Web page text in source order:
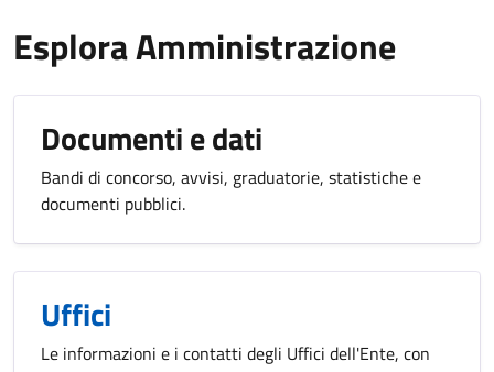
Esplora Amministrazione
Documenti e dati
Bandi di concorso, avvisi, graduatorie, statistiche e
documenti pubblici.
Uffici
Le informazioni e i contatti degli Uffici dell'Ente, con